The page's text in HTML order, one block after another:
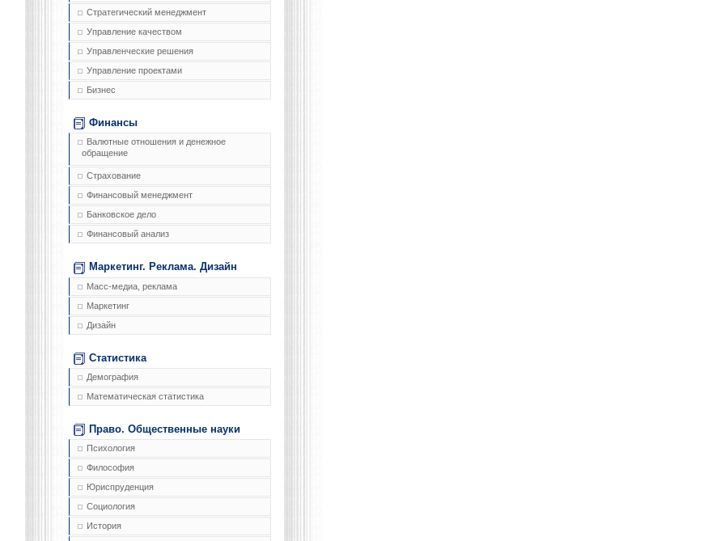
Стратегический менеджмент
Управление качеством
Управленческие решения
Управление проектами
Бизнес
Финансы
Валютные отношения и денежное
обращение
Страхование
Финансовый менеджмент
Банковское дело
Финансовый анализ
Маркетинг. Реклама. Дизайн
Масс-медиа, реклама
Маркетинг
Дизайн
Статистика
Демография
Математическая статистика
Право. Общественные науки
Психология
Философия
Юриспруденция
Социология
История